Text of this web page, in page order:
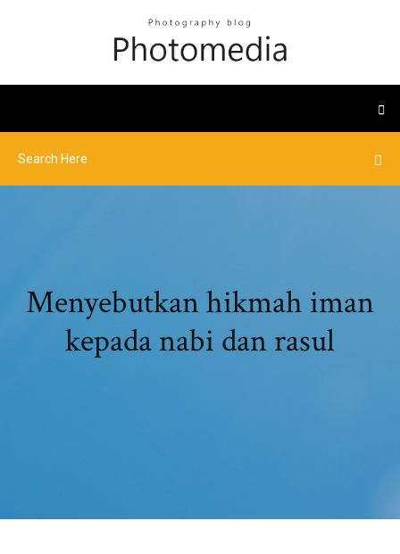
Menyebutkan hikmah iman
kepada nabi dan rasul